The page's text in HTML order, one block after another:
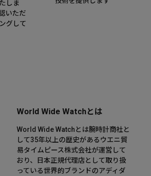
しま
いただ
グして
World Wide Watchとは
World Wide Watchとは腕時計商社と
して35年以上の歴史があるウエニ貿
易タイムピース株式会社が運営して
おり、日本正規代理店として取り扱
っている世界的ブランドのアディダ